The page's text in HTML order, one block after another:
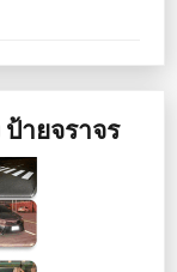
ายจราจร